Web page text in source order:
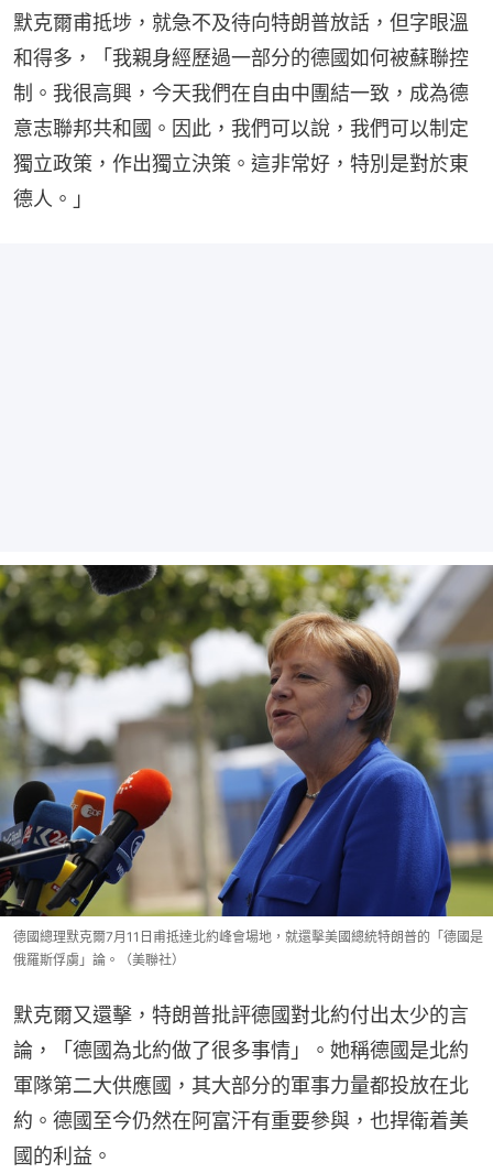
默克爾甫抵埗，就急不及待向特朗普放話，但字眼溫
和得多，「我親身經歷過一部分的德國如何被蘇聯控
制。我很高興，今天我們在自由中團結一致，成為德
意志聯邦共和國。因此，我們可以說，我們可以制定
獨立政策，作出獨立決策。這非常好，特別是對於東
德人。」
德國總理默克爾7月11日甫抵達北約峰會場地，就還擊美國總統特朗普的「德國是
俄羅斯俘虜」論。（美聯社）
默克爾又還擊，特朗普批評德國對北約付出太少的言
論，「德國為北約做了很多事情」。她稱德國是北約
軍隊第二大供應國，其大部分的軍事力量都投放在北
約。德國至今仍然在阿富汗有重要參與，也捍衛着美
國的利益。